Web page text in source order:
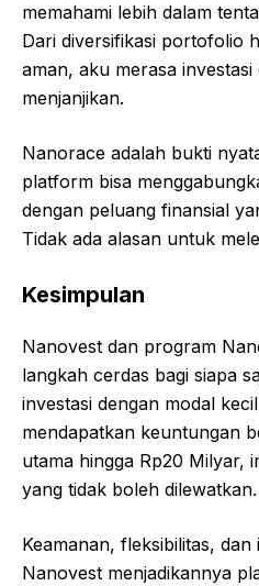
memahami lebih dalam
Dari diversifikasi portofolio
aman, aku merasa
menjanjikan.
Nanorace adalah bukti
platform bisa
dengan peluang finansial
Tidak ada alasan untuk
Kesimpulan
Nanovest dan program
langkah cerdas bagi siapa
investasi dengan modal
mendapatkan keuntungan
utama hingga Rp20 Milyar,
yang tidak boleh dilewatkan.
Keamanan, fleksibilitas,
Nanovest menjadikannya